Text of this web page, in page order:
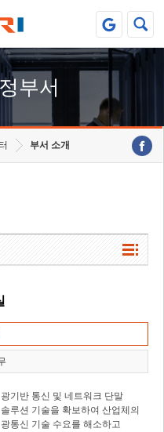
부서
부서 소개
광기반 통신 및 네트워크 단말
솔루션 기술을 확보하여 산업체의
광통신 기술 수요를 해소하고